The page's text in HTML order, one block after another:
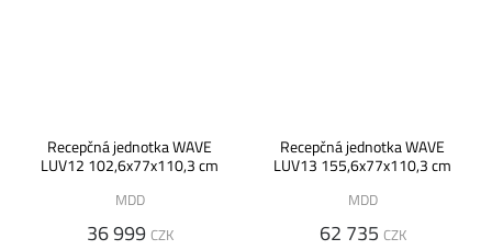
Recepčná jednotka WAVE
LUV12 102,6x77x110,3 cm
MDD
36 999 CZK
Recepčná jednotka WAVE
LUV13 155,6x77x110,3 cm
MDD
62 735 CZK